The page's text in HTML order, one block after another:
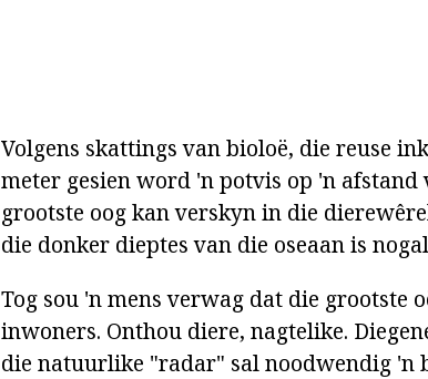
Volgens skattings van bioloë, die reuse
meter gesien word 'n potvis op 'n
grootste oog kan verskyn in die
die donker dieptes van die oseaan is
Tog sou 'n mens verwag dat die grootste
inwoners. Onthou diere, nagtelike.
die natuurlike "radar" sal noodwendig 'n